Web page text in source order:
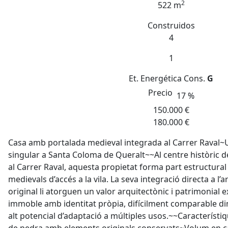
522 m2
Construidos
4
1
Et. Energética Cons. G
Precio 17 %
150.000 €
180.000 €
Casa amb portalada medieval integrada al Carrer
singular a Santa Coloma de Queralt~~Al centre històric
al Carrer Raval, aquesta propietat forma part estructural
medievals d’accés a la vila. La seva integració directa a
original li atorguen un valor arquitectònic i patrimonial
immoble amb identitat pròpia, difícilment comparable
alt potencial d’adaptació a múltiples